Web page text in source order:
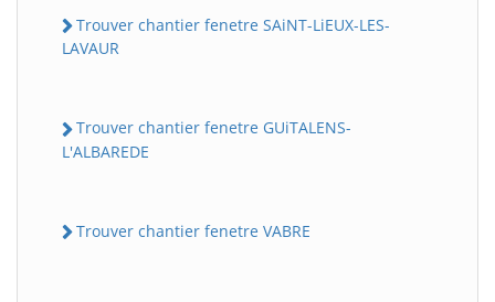
Trouver chantier fenetre SAiNT-LiEUX-LES-
LAVAUR
Trouver chantier fenetre GUiTALENS-
L'ALBAREDE
Trouver chantier fenetre VABRE